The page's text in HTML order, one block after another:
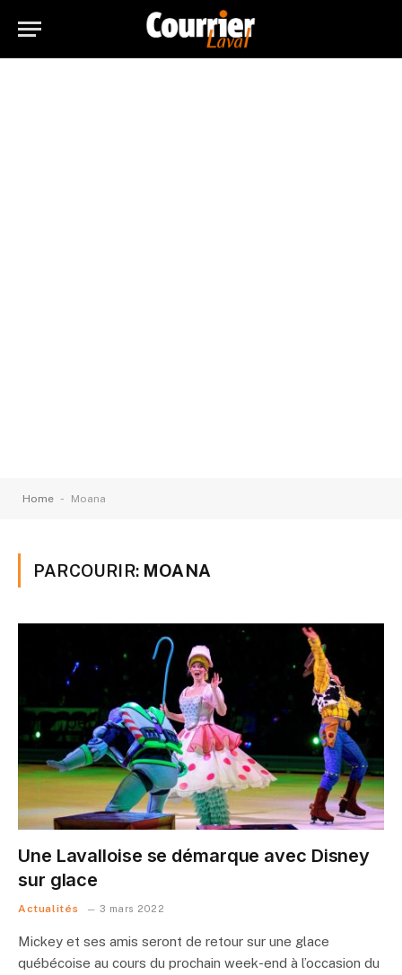
Home - Moana
PARCOURIR: MOANA
Une Lavalloise se démarque avec Disney
sur glace
Actualités 3 mars 2022
Mickey et ses amis seront de retour sur une glace
québécoise au cours du prochain week-end à l’occasion du